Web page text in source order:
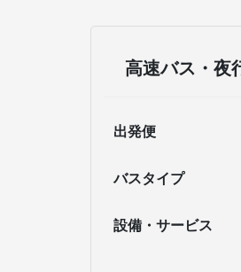
高速バス・夜
出発便
バスタイプ
設備・サービス